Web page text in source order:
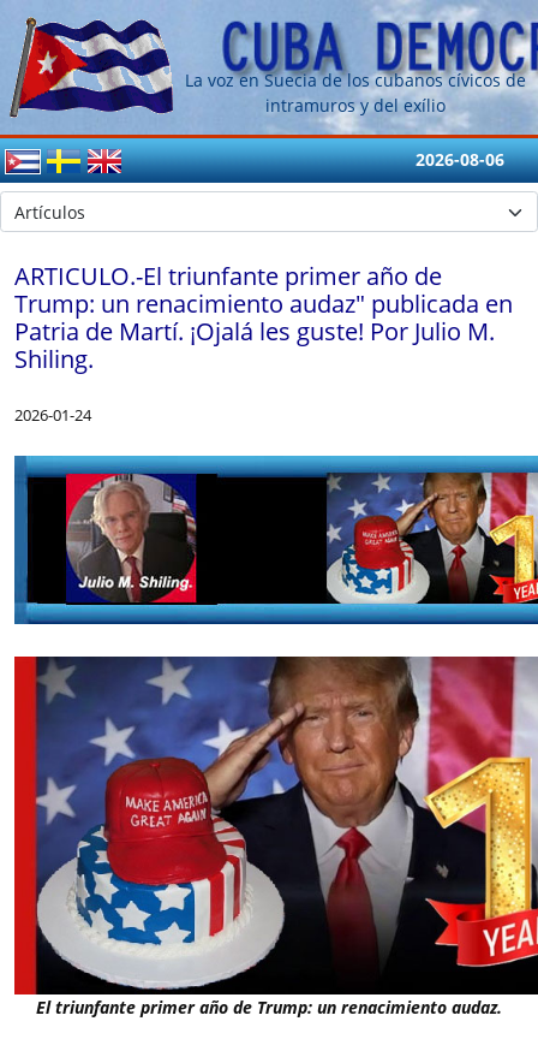
La voz en Suecia de los cubanos cívicos de
intramuros y del exílio
2026-08-06
ARTICULO.-El triunfante primer año de
Trump: un renacimiento audaz" publicada en
Patria de Martí. ¡Ojalá les guste! Por Julio M.
Shiling.
2026-01-24
El triunfante primer año de Trump: un renacimiento audaz.